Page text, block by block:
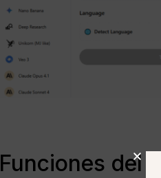
Funciones del